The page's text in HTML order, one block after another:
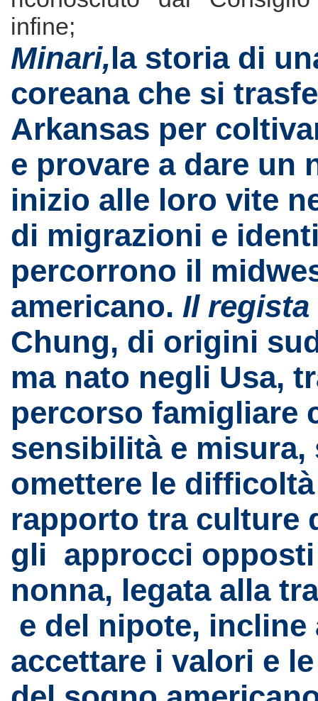
infine;
Minari,la storia di
coreana che si
Arkansas per
e provare a dare un
inizio alle loro vite
di migrazioni e
percorrono il
americano. Il regista
Chung, di origini
ma nato negli Usa,
percorso famigliare
sensibilità e misura,
omettere le
rapporto tra culture
gli approcci
nonna, legata alla
e del nipote, incline
accettare i valori e